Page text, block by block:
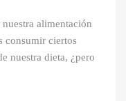
alimentación
consumir ciertos
nuestra dieta, ¿pero